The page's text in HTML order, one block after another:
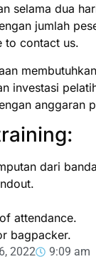
selama dua
jumlah
to contact us.
investasi
anggaran
dari
attendance.
bagpacker.
2022 9:09 am